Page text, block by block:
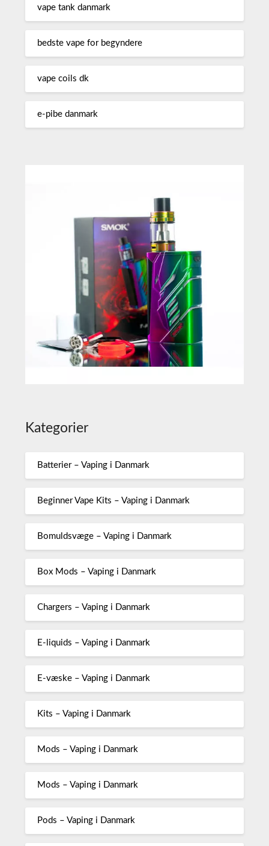
vape tank danmark
bedste vape for begyndere
vape coils dk
e-pibe danmark
Kategorier
Batterier – Vaping i Danmark
Beginner Vape Kits – Vaping i Danmark
Bomuldsvæge – Vaping i Danmark
Box Mods – Vaping i Danmark
Chargers – Vaping i Danmark
E-liquids – Vaping i Danmark
E-væske – Vaping i Danmark
Kits – Vaping i Danmark
Mods – Vaping i Danmark
Mods – Vaping i Danmark
Pods – Vaping i Danmark